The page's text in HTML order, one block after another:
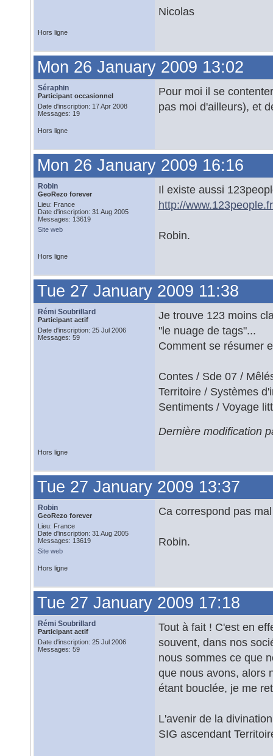
Nicolas
Hors ligne
Mon 26 January 2009 13:02
Séraphin
Participant occasionnel
Date d'inscription: 17 Apr 2008
Messages: 19
Pour moi il se
pas moi d'ailleurs), et
Hors ligne
Mon 26 January 2009 16:16
Robin
GeoRezo forever
Lieu: France
Date d'inscription: 31 Aug 2005
Messages: 13619
Site web
Il existe aussi
http://
Robin.
Hors ligne
Tue 27 January 2009 11:38
Rémi Soubrillard
Participant actif
Date d'inscription: 25 Jul 2006
Messages: 59
Je trouve 123 moins
"le nuage de tags"...
Comment se résumer
Contes / Sde 07 /
Territoire / Systèmes
Sentiments / Voyage
Dernière modification
Hors ligne
Tue 27 January 2009 13:37
Robin
GeoRezo forever
Lieu: France
Date d'inscription: 31 Aug 2005
Messages: 13619
Site web
Ca correspond pas
Robin.
Hors ligne
Tue 27 January 2009 17:18
Rémi Soubrillard
Participant actif
Date d'inscription: 25 Jul 2006
Messages: 59
Tout à fait ! C'est en
souvent, dans nos
nous sommes ce que
que nous avons, alors
étant bouclée, je me
L'avenir de la
SIG ascendant